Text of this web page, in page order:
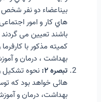
بیناعضاء دو نفر شخص
هاي کار و امور
باشند تعیین می
کمیته مذکور با
بهداشت ، درمان و
تبصره ۲:
نحوه تشکیل
هائی خواهد بود که
بهداشت، درمان و